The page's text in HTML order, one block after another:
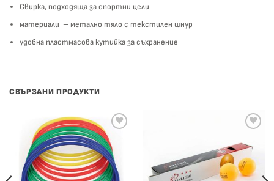
Свирка, подходяща за спортни цели
материали – метално тяло с текстилен шнур
удобна пластмасова кутийка за съхранение
СВЪРЗАНИ ПРОДУКТИ